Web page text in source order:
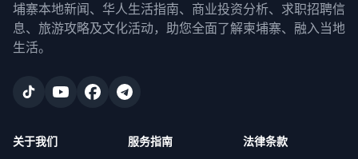
埔寨本地新闻、华人生活指南、商业投资分析、求职招聘信
息、旅游攻略及文化活动，助您全面了解柬埔寨、融入当地
生活。
关于我们 服务指南 法律条款